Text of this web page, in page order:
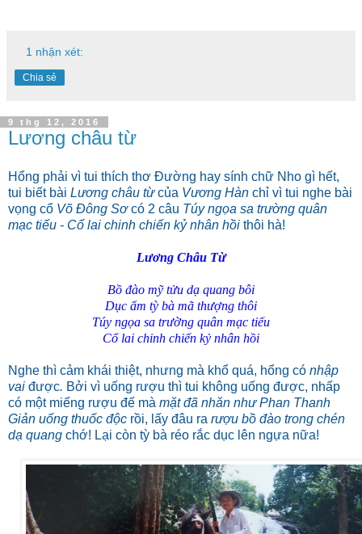
1 nhận xét:
Chia sẻ
9 thg 12, 2016
Lương châu từ
Hổng phải vì tui thích thơ Đường hay sính chữ Nho gì hết,
tui biết bài Lương châu từcủa Vương Hàn chỉ vì tui nghe bài
vọng cổ Võ Đông Sơcó 2 câu Túy ngọa sa trường quân
mạc tiếu - Cổ lai chinh chiến kỷ nhân hồi thôi hà!
Lương Châu Từ
Bồ đào mỹ tửu dạ quang bôi
Dục ẩm tỳ bà mã thượng thôi
Túy ngọa sa trường quân mạc tiếu
Cổ lai chinh chiến kỷ nhân hồi
Nghe thì cảm khái thiệt, nhưng mà khổ quá, hổng có nhập
vai được. Bởi vì uống rượu thì tui không uống được, nhấp
có một miếng rượu đế mà mặt đã nhăn như Phan Thanh
Giản uống thuốc độc rồi, lấy đâu ra rượu bồ đào trong chén
dạ quang chớ! Lại còn tỳ bà réo rắc dục lên ngựa nữa!